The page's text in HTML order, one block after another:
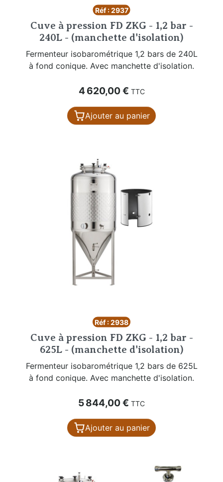
Réf : 2937
Cuve à pression FD ZKG - 1,2 bar -
240L - (manchette d'isolation)
Fermenteur isobarométrique 1,2 bars de 240L
à fond conique. Avec manchette d'isolation.
Prix
4 620,00 € TTC
Ajouter au panier
Réf : 2938
Cuve à pression FD ZKG - 1,2 bar -
625L - (manchette d'isolation)
Fermenteur isobarométrique 1,2 bars de 625L
à fond conique. Avec manchette d'isolation.
Prix
5 844,00 € TTC
Ajouter au panier